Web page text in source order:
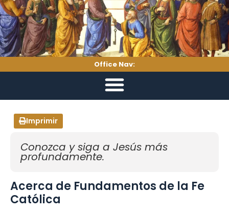
Office Nav:
Imprimir
Conozca y siga a Jesús más
profundamente.
Acerca de Fundamentos de la Fe
Católica